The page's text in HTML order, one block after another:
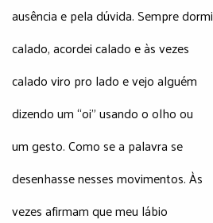
ausência e pela dúvida. Sempre dormi
calado, acordei calado e às vezes
calado viro pro lado e vejo alguém
dizendo um “oi” usando o olho ou
um gesto. Como se a palavra se
desenhasse nesses movimentos. Às
vezes afirmam que meu lábio